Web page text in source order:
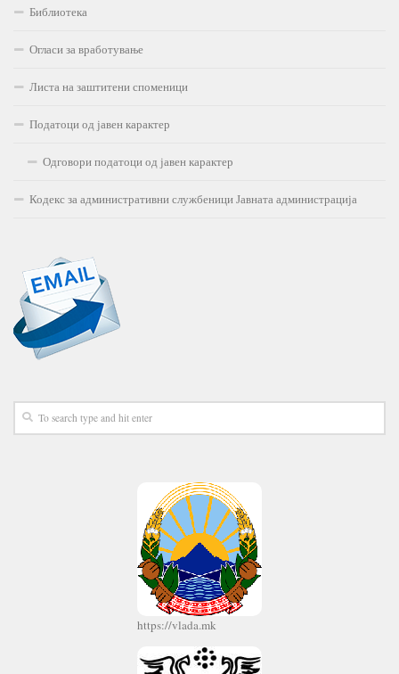
Библиотека
Огласи за вработување
Листа на заштитени споменици
Податоци од јавен карактер
Одговори податоци од јавен карактер
Кодекс за административни службеници Јавната администрација
https://vlada.mk